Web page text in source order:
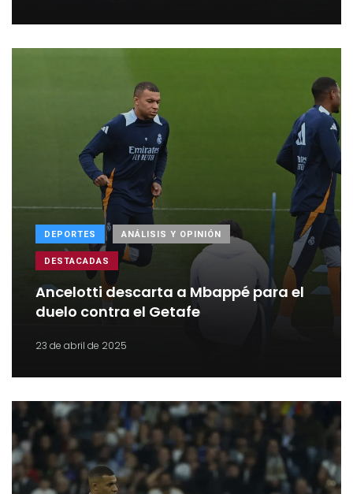
DEPORTES ANÁLISIS Y OPINIÓN
DESTACADAS
Ancelotti descarta a Mbappé para el
duelo contra el Getafe
23 de abril de 2025